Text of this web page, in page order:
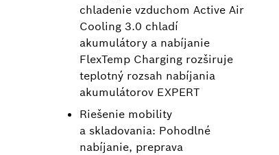
chladenie vzduchom Active Air
Cooling 3.0 chladí
akumulátory a nabíjanie
FlexTemp Charging rozširuje
teplotný rozsah nabíjania
akumulátorov EXPERT
Riešenie mobility
a skladovania: Pohodlné
nabíjanie, preprava